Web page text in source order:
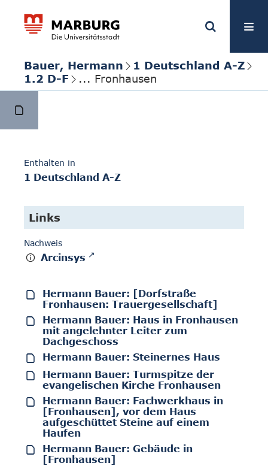
Bauer, Hermann
1 Deutschland A-Z
1.2 D-F
... Fronhausen
Enthalten in
1 Deutschland A-Z
Links
Nachweis
Arcinsys
Hermann Bauer: [Dorfstraße
Fronhausen: Trauergesellschaft]
Hermann Bauer: Haus in Fronhausen
mit angelehnter Leiter zum
Dachgeschoss
Hermann Bauer: Steinernes Haus
Hermann Bauer: Turmspitze der
evangelischen Kirche Fronhausen
Hermann Bauer: Fachwerkhaus in
[Fronhausen], vor dem Haus
aufgeschüttet Steine auf einem
Haufen
Hermann Bauer: Gebäude in
[Fronhausen]